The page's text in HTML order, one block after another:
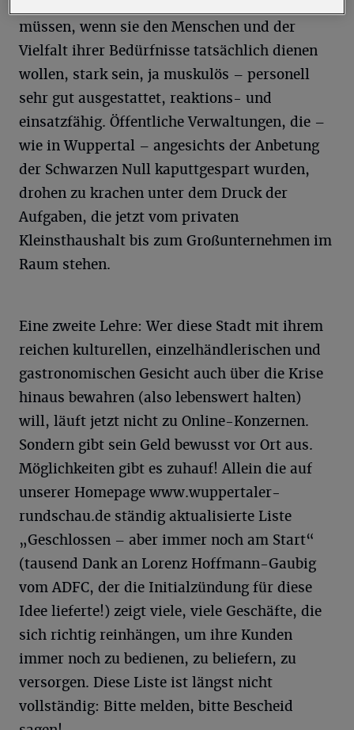
müssen, wenn sie den Menschen und der
Vielfalt ihrer Bedürfnisse tatsächlich dienen
wollen, stark sein, ja muskulös – personell
sehr gut ausgestattet, reaktions- und
einsatzfähig. Öffentliche Verwaltungen, die –
wie in Wuppertal – angesichts der Anbetung
der Schwarzen Null kaputtgespart wurden,
drohen zu krachen unter dem Druck der
Aufgaben, die jetzt vom privaten
Kleinsthaushalt bis zum Großunternehmen im
Raum stehen.
Eine zweite Lehre: Wer diese Stadt mit ihrem
reichen kulturellen, einzelhändlerischen und
gastronomischen Gesicht auch über die Krise
hinaus bewahren (also lebenswert halten)
will, läuft jetzt nicht zu Online-Konzernen.
Sondern gibt sein Geld bewusst vor Ort aus.
Möglichkeiten gibt es zuhauf! Allein die auf
unserer Homepage www.wuppertaler-
rundschau.de ständig aktualisierte Liste
„Geschlossen – aber immer noch am Start“
(tausend Dank an Lorenz Hoffmann-Gaubig
vom ADFC, der die Initialzündung für diese
Idee lieferte!) zeigt viele, viele Geschäfte, die
sich richtig reinhängen, um ihre Kunden
immer noch zu bedienen, zu beliefern, zu
versorgen. Diese Liste ist längst nicht
vollständig: Bitte melden, bitte Bescheid